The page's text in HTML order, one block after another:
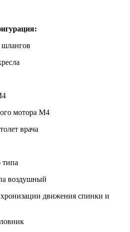
мотора М4
врача
типа
воздушный
движения спинки и